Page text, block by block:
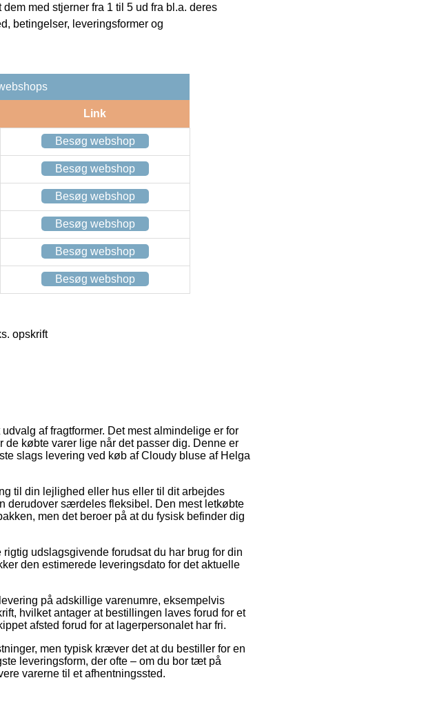
med stjerner fra 1 til 5 ud fra bl.a. deres
betingelser, leveringsformer og
Link
Besøg webshop
Besøg webshop
Besøg webshop
Besøg webshop
Besøg webshop
Besøg webshop
opskrift
af fragtformer. Det mest almindelige er for
købte varer lige når det passer dig. Denne er
slags levering ved køb af Cloudy bluse af Helga
til din lejlighed eller hus eller til dit arbejdes
derudover særdeles fleksibel. Den mest letkøbte
men det beroer på at du fysisk befinder dig
udslagsgivende forudsat du har brug for din
den estimerede leveringsdato for det aktuelle
på adskillige varenumre, eksempelvis
hvilket antager at bestillingen laves forud for et
afsted forud for at lagerpersonalet har fri.
men typisk kræver det at du bestiller for en
leveringsform, der ofte – om du bor tæt på
varerne til et afhentningssted.